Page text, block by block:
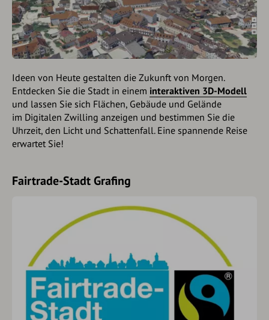
Ideen von Heute gestalten die Zukunft von Morgen.
Entdecken Sie die Stadt in einem interaktiven 3D-Modell
und lassen Sie sich Flächen, Gebäude und Gelände
im Digitalen Zwilling anzeigen und bestimmen Sie die
Uhrzeit, den Licht und Schattenfall. Eine spannende Reise
erwartet Sie!
Fairtrade-Stadt Grafing